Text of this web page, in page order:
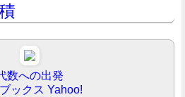
数への出発
ックス Yahoo!